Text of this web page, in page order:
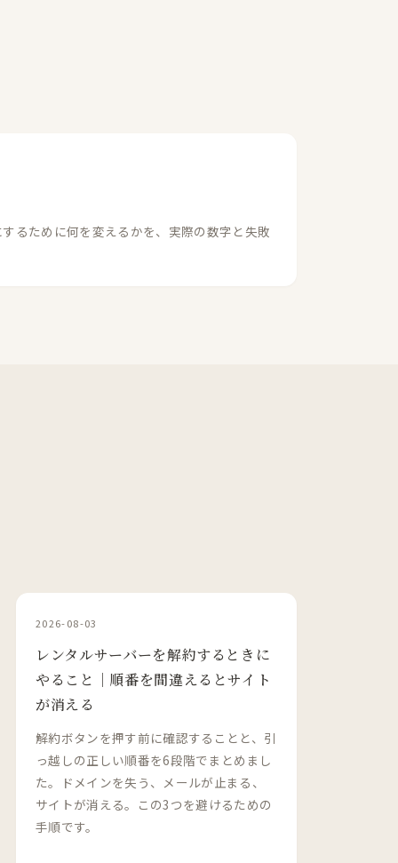
るために何を変えるかを、実際の数字と失敗
2026-08-03
レンタルサーバーを解約するときに
やること｜順番を間違えるとサイト
が消える
解約ボタンを押す前に確認することと、引
っ越しの正しい順番を6段階でまとめまし
た。ドメインを失う、メールが止まる、
サイトが消える。この3つを避けるための
手順です。